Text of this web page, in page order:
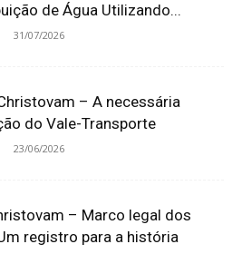
de Água Utilizando...
31/07/2026
– A necessária
do Vale-Transporte
23/06/2026
– Marco legal dos
registro para a história